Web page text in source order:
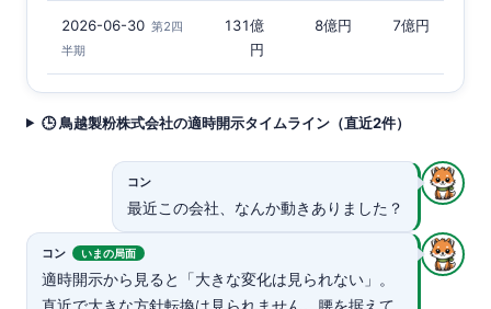
2026-06-30 第2四
半期
131億
円
8億円 7億円
🕒 鳥越製粉株式会社の適時開示タイムライン（直近2件）
コン
最近この会社、なんか動きありました？
コン いまの局面
適時開示から見ると「大きな変化は見られない」。
直近で大きな方針転換は見られません。腰を据えて